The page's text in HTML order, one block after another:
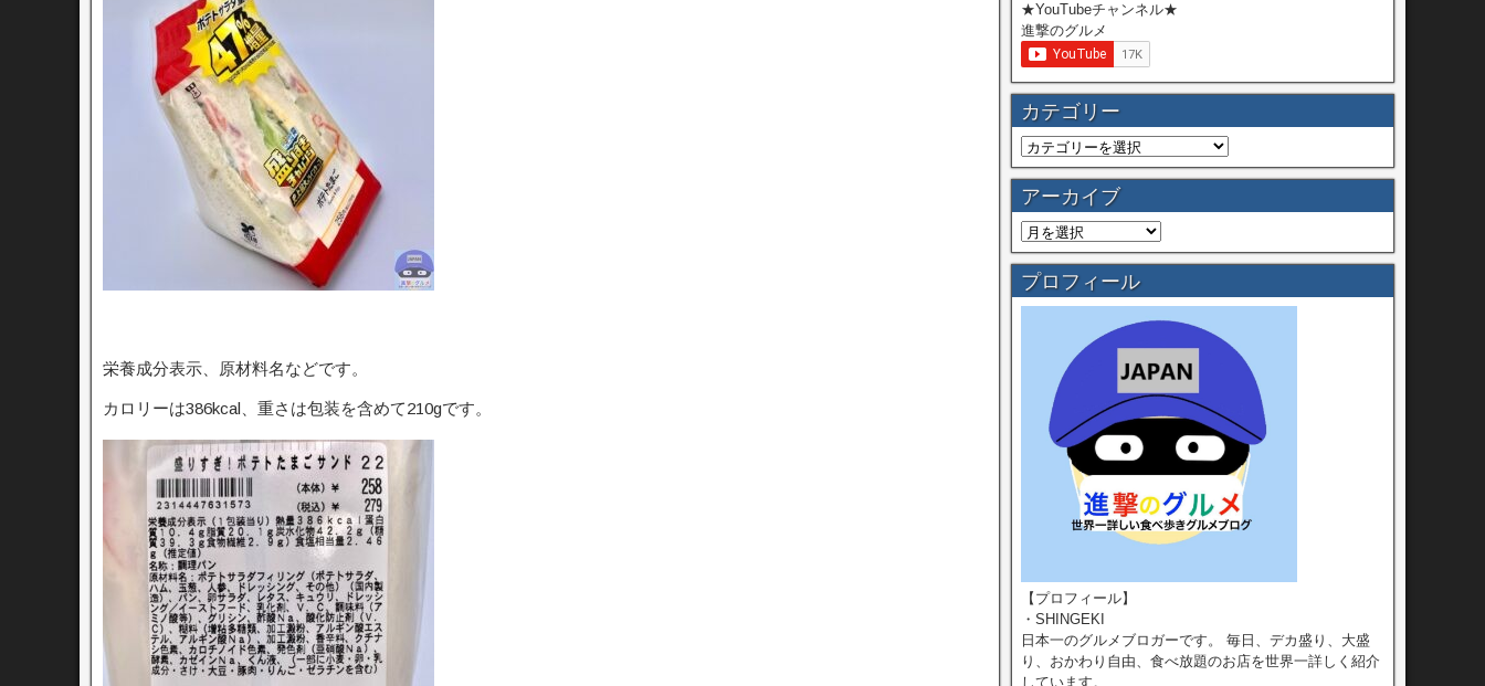
栄養成分表示、原材料名などです。
カロリーは386kcal、重さは包装を含めて210gです。
★YouTubeチャンネル★
進撃のグルメ
カテゴリー
アーカイブ
プロフィール
【プロフィール】
・SHINGEKI
日本一のグルメブロガーです。 毎日、デカ盛り、大盛
り、おかわり自由、食べ放題のお店を世界一詳しく紹介
しています。